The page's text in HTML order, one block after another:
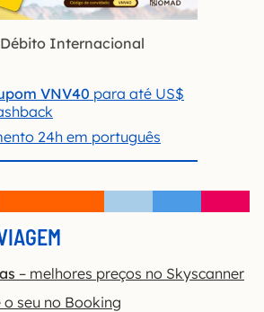
Internacional
VNV40 para até US$
24h em português
– melhores preços no Skyscanner
o seu no Booking